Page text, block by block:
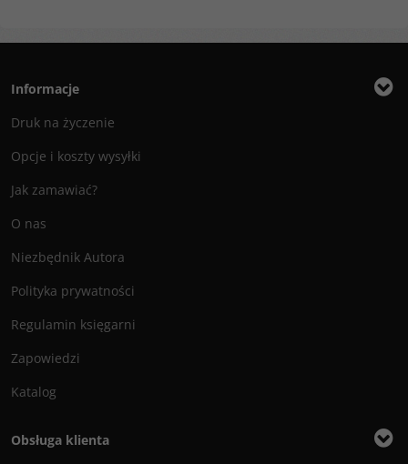
Informacje
Druk na życzenie
Opcje i koszty wysyłki
Jak zamawiać?
O nas
Niezbędnik Autora
Polityka prywatności
Regulamin księgarni
Zapowiedzi
Katalog
Obsługa klienta